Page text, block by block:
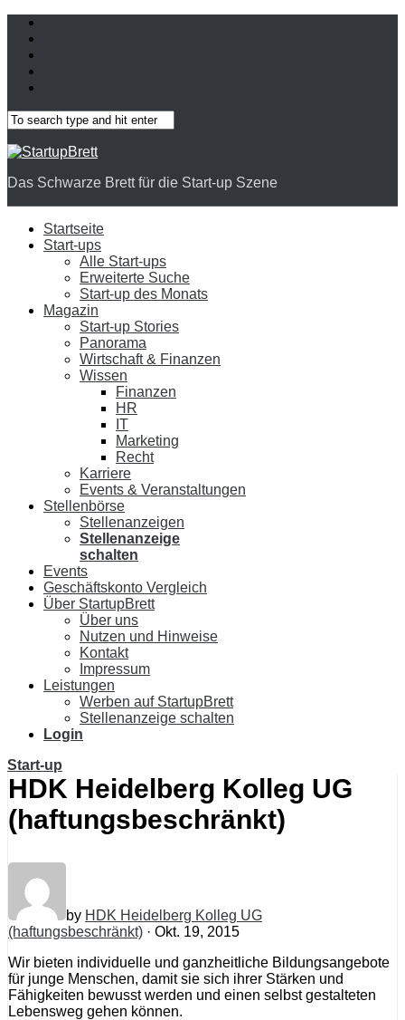
Das Schwarze Brett für die Start-up Szene
Startseite
Start-ups
Alle Start-ups
Erweiterte Suche
Start-up des Monats
Magazin
Start-up Stories
Panorama
Wirtschaft & Finanzen
Wissen
Finanzen
HR
IT
Marketing
Recht
Karriere
Events & Veranstaltungen
Stellenbörse
Stellenanzeigen
Stellenanzeige
schalten
Events
Geschäftskonto Vergleich
Über StartupBrett
Über uns
Nutzen und Hinweise
Kontakt
Impressum
Leistungen
Werben auf StartupBrett
Stellenanzeige schalten
Login
Start-up
HDK Heidelberg Kolleg UG
(haftungsbeschränkt)
by HDK Heidelberg Kolleg UG
(haftungsbeschränkt) · Okt. 19, 2015
Wir bieten individuelle und ganzheitliche Bildungsangebote
für junge Menschen, damit sie sich ihrer Stärken und
Fähigkeiten bewusst werden und einen selbst gestalteten
Lebensweg gehen können.